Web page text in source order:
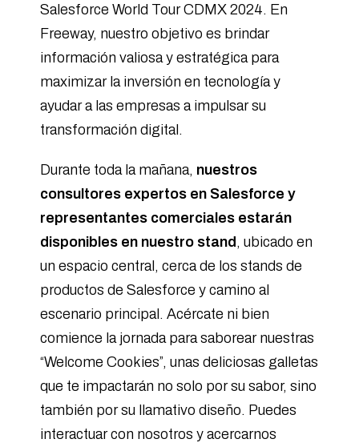
Salesforce World Tour CDMX 2024. En
Freeway, nuestro objetivo es brindar
información valiosa y estratégica para
maximizar la inversión en tecnología y
ayudar a las empresas a impulsar su
transformación digital.
Durante toda la mañana, nuestros
consultores expertos en Salesforce y
representantes comerciales estarán
disponibles en nuestro stand, ubicado en
un espacio central, cerca de los stands de
productos de Salesforce y camino al
escenario principal. Acércate ni bien
comience la jornada para saborear nuestras
“Welcome Cookies”, unas deliciosas galletas
que te impactarán no solo por su sabor, sino
también por su llamativo diseño. Puedes
interactuar con nosotros y acercarnos